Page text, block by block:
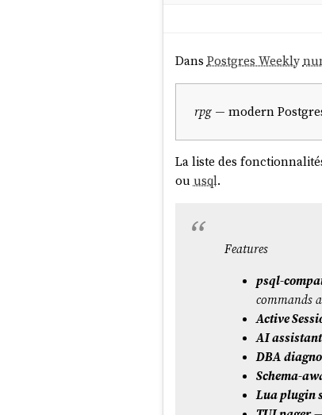
Dans Postgres Weekly
rpg — modern
La liste des
ouusql.
Features
psql-
commands
Active
AI assistant
DBA
Schema-
Lua plugin